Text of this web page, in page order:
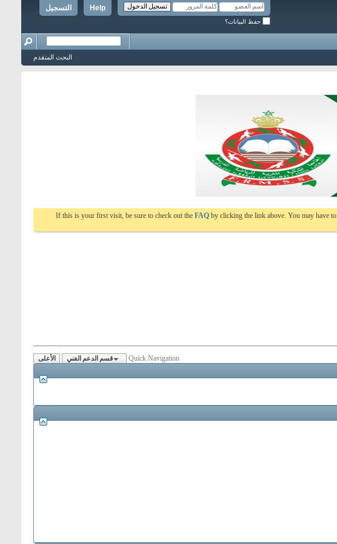
التسجيل Help
حفظ البيانات؟
البحث المتقدم
If this is your first visit, be sure to check out the FAQ by clicking the link above. You may have to
Quick Navigation قسم الدعم الفني الأعلى